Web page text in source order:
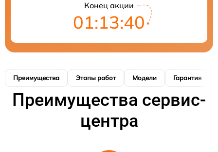
Конец акции
01:13:39
Преимущества Этапы работ Модели Гарантия
Преимущества сервис-
центра